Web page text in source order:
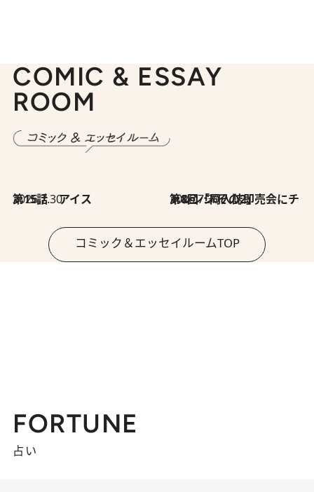
COMIC & ESSAY
ROOM
2026.7.30
第15話 アイス 2026.7.30
第8回「同人誌即売会にチャレンジ その2」
コミック＆エッセイルームTOP
FORTUNE
占い